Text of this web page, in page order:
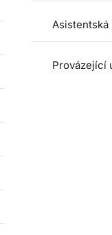
Asistentská
Provázející